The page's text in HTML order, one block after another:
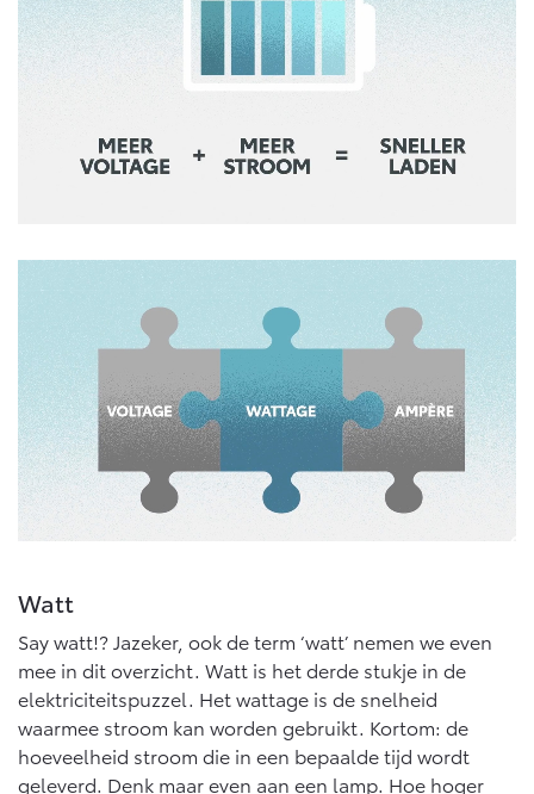
Vanaf € 89.986,-
Watt
Say watt!? Jazeker, ook de term ‘watt’ nemen we even
mee in dit overzicht. Watt is het derde stukje in de
elektriciteitspuzzel. Het wattage is de snelheid
waarmee stroom kan worden gebruikt. Kortom: de
hoeveelheid stroom die in een bepaalde tijd wordt
geleverd. Denk maar even aan een lamp. Hoe hoger